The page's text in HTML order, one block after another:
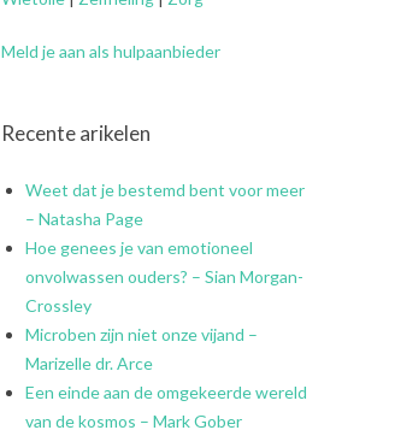
Meld je aan als hulpaanbieder
Recente arikelen
Weet dat je bestemd bent voor meer
– Natasha Page
Hoe genees je van emotioneel
onvolwassen ouders? – Sian Morgan-
Crossley
Microben zijn niet onze vijand –
Marizelle dr. Arce
Een einde aan de omgekeerde wereld
van de kosmos – Mark Gober